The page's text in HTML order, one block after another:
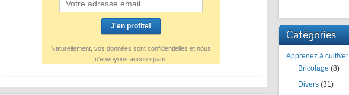
Naturellement, vos données sont confidentielles et nous
n'envoyons aucun spam.
Catégories
Apprenez à cultiver
Bricolage (8)
Divers (31)